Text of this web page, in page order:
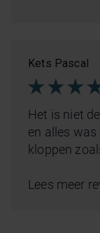
Kets Pascal
Het is niet
en alles
kloppen
Lees meer